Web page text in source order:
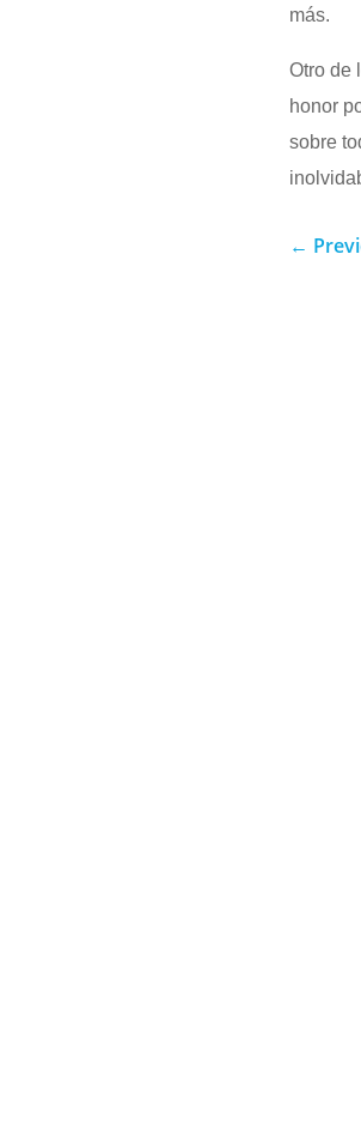
más.
Otro de
honor
sobre
←